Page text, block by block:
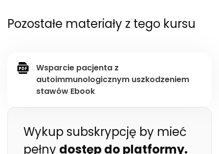
Pozostałe materiały z tego kursu
Wsparcie pacjenta z
autoimmunologicznym uszkodzeniem
stawów Ebook
Wykup subskrypcję by mieć
pełny dostęp do platformy.